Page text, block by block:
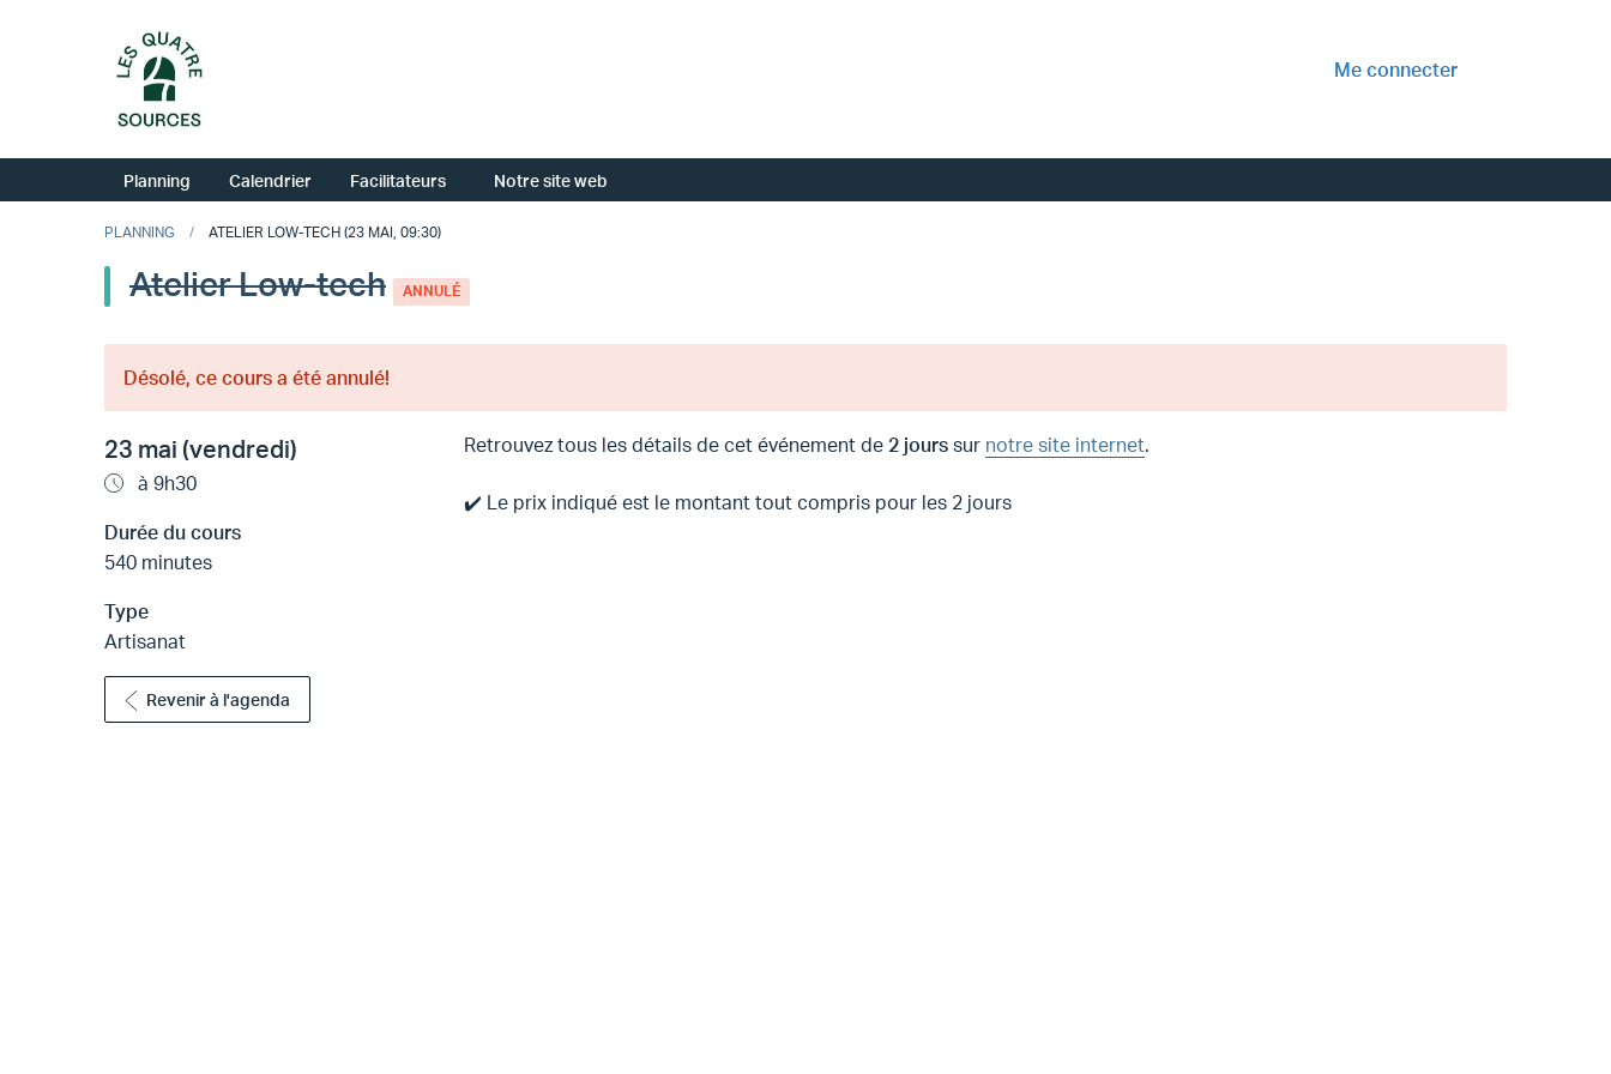
Me connecter
Planning Calendrier Facilitateurs Notre site web
PLANNING ATELIER LOW-TECH (23 MAI, 09:30)
Atelier Low-tech ANNULÉ
Désolé, ce cours a été annulé!
23 mai (vendredi)
à 9h30
Durée du cours
540 minutes
Type
Artisanat
Revenir à l'agenda
Retrouvez tous les détails de cet événement de 2 jours sur notre site internet.
✔️ Le prix indiqué est le montant tout compris pour les 2 jours